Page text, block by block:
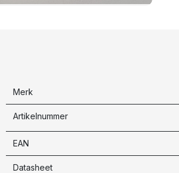
Merk
Artikelnummer
EAN
Datasheet